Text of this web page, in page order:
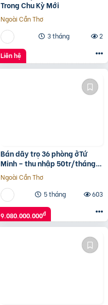
Trong Chu Kỳ Mới
Ngoài Cần Thơ
3 tháng
2
Liên hệ
Bán dãy trọ 36 phòng ởTứ
Minh – thu nhập 50tr/tháng –
gần KCN Đại An
Ngoài Cần Thơ
5 tháng
603
9.080.000.000đ